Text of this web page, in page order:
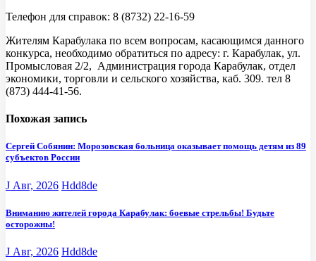
Телефон для справок: 8 (8732) 22-16-59
Жителям Карабулака по всем вопросам, касающимся данного
конкурса, необходимо обратиться по адресу: г. Карабулак, ул.
Промысловая 2/2, Администрация города Карабулак, отдел
экономики, торговли и сельского хозяйства, каб. 309. тел 8
(873) 444-41-56.
Похожая запись
Сергей Собянин: Морозовская больница оказывает помощь детям из 89
субъектов России
J Авг, 2026 Hdd8de
Вниманию жителей города Карабулак: боевые стрельбы! Будьте
осторожны!
J Авг, 2026 Hdd8de